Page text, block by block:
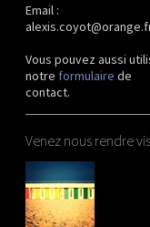
Email :
Vous pouvez aussi
notre formulaire de
contact.
Venez nous rendre